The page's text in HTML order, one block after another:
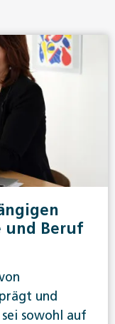
und Beruf
und
sowohl auf